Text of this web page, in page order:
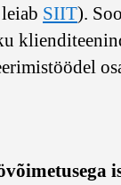
SIIT).